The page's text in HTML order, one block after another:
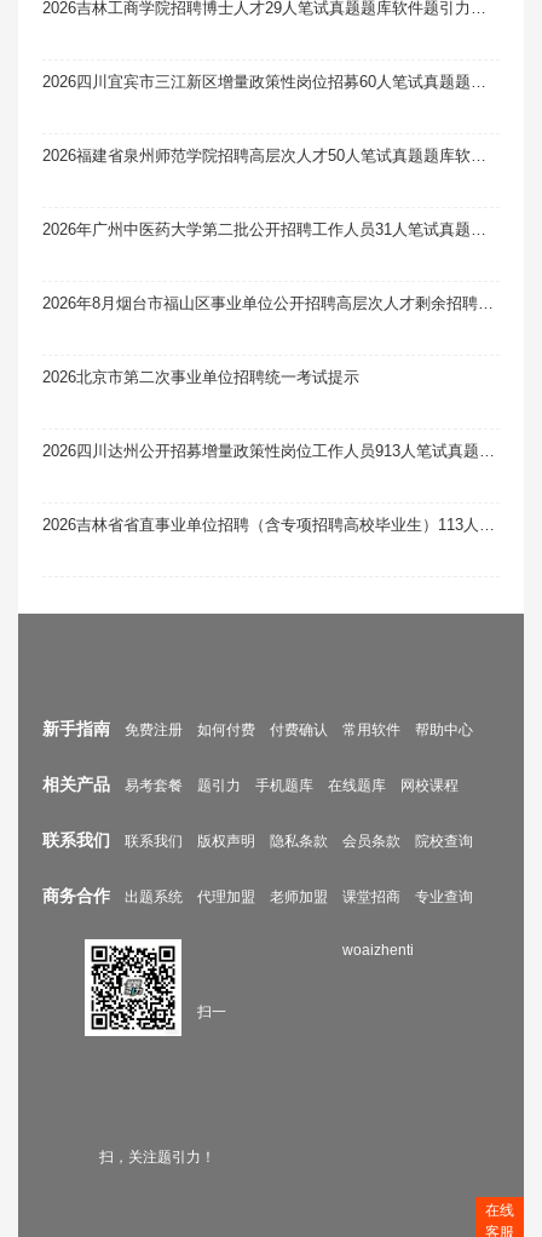
2026北京市第二次事业单位招聘统一考试提示
新手指南 免费注册 如何付费 付费确认 常用软件 帮助中心
相关产品 易考套餐 题引力 手机题库 在线题库 网校课程
联系我们 联系我们 版权声明 隐私条款 会员条款 院校查询
商务合作 出题系统 代理加盟 老师加盟 课堂招商 专业查询
扫一
扫，关注题引力！
woaizhenti
在线
客服